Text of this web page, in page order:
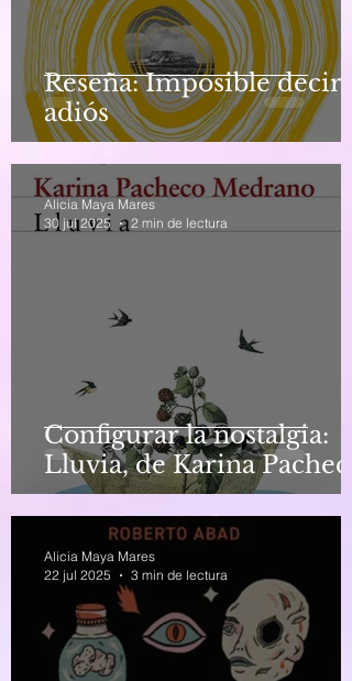
Reseña: Imposible decir
adiós
Configurar la nostalgia:
Lluvia, de Karina Pacheco
Alicia Maya Mares
30 jul 2025
2 min de lectura
Alicia Maya Mares
22 jul 2025
3 min de lectura